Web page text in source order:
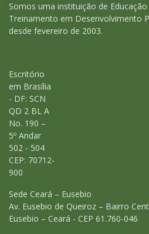
Somos uma instituição de
Treinamento em Desenvolvimento
desde fevereiro de 2003.
Escritório
em Brasília
- DF: SCN
QD 2 BL A
No. 190 –
5º Andar
502 - 504
CEP: 70712-
900
Sede Ceará – Eusebio
Av. Eusebio de Queiroz – Bairro
Eusebio – Ceará - CEP 61.760-046